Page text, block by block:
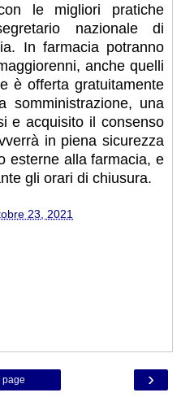
le migliori pratiche
nazionale di
In farmacia potranno
anche quelli
è offerta gratuitamente
somministrazione, una
e acquisito il consenso
in piena sicurezza
esterne alla farmacia, e
gli orari di chiusura.
23, 2021
›
page